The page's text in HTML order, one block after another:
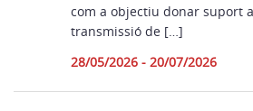
com a objectiu donar suport
transmissió de […]
28/05/2026 - 20/07/2026